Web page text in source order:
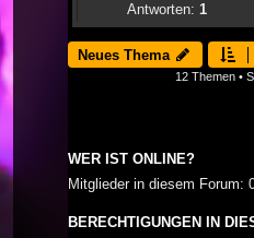
Antworten: 1
Neues Thema
12 Themen •
WER IST ONLINE?
Mitglieder in diesem Forum:
BERECHTIGUNGEN IN